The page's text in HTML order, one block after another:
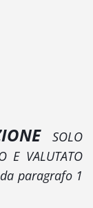
SOLO
E VALUTATO
da paragrafo 1